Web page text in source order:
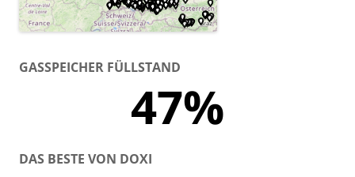
GASSPEICHER FÜLLSTAND
47%
DAS BESTE VON DOXI